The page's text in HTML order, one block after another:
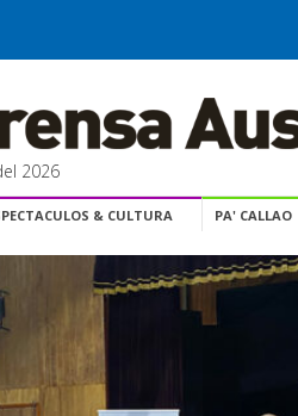
2026
& CULTURA PA' CALLAO